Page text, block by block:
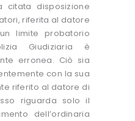
citata disposizione
riferita al datore
limite probatorio
Giudiziaria è
erronea. Ciò sia
con la sua
riferito al datore di
riguarda solo il
dell’ordinaria